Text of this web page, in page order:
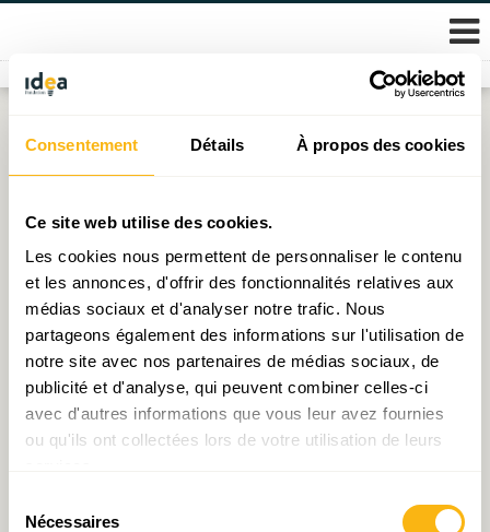
Consentement Détails À propos des cookies
Ce site web utilise des cookies.
Les cookies nous permettent de personnaliser le contenu
et les annonces, d'offrir des fonctionnalités relatives aux
médias sociaux et d'analyser notre trafic. Nous
partageons également des informations sur l'utilisation de
notre site avec nos partenaires de médias sociaux, de
publicité et d'analyse, qui peuvent combiner celles-ci
avec d'autres informations que vous leur avez fournies
ou qu'ils ont collectées lors de votre utilisation de leurs
Nécessaires
Skip
content
Étiquette : Allemagne
Penser le télétravail transfrontalier
Publié le14.09.2022parVincent Hein
Idée du mois N°25 – Dette COVID : soutenable ?
Publié le 20.07.2021 par Muriel Bouchet